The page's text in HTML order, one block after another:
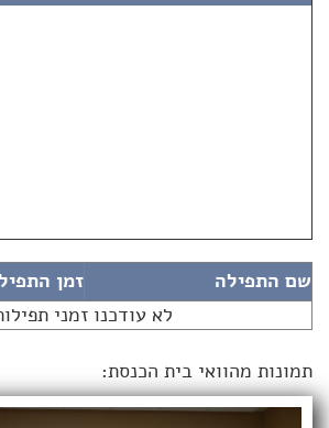
שם התפילה
זמן
לא עודכנו זמני
תמונות מהוואי בית הכנסת: